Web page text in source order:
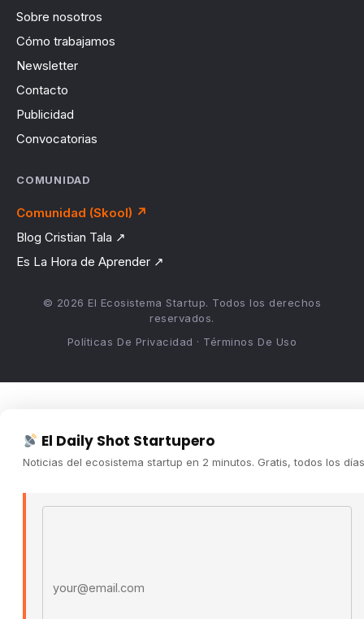
Sobre nosotros
Cómo trabajamos
Newsletter
Contacto
Publicidad
Convocatorias
COMUNIDAD
Comunidad (Skool) ↗
Blog Cristian Tala ↗
Es La Hora de Aprender ↗
© 2026 El Ecosistema Startup. Todos los derechos
reservados.
Políticas De Privacidad · Términos De Uso
El Daily Shot Startupero
Noticias del ecosistema startup en 2 minutos. Gratis, todos los